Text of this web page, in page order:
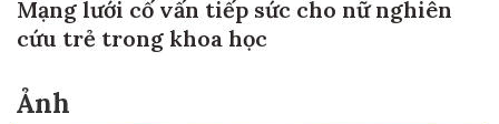
Mạng lưới cố vấn tiếp sức cho nữ nghiên
cứu trẻ trong khoa học
Ảnh